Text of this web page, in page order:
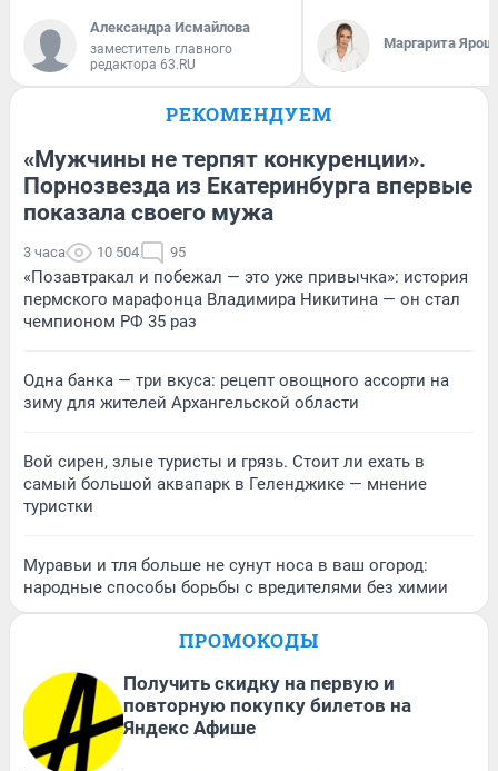
Александра Исмайлова
заместитель главного
редактора 63.RU
Маргарита
РЕКОМЕНДУЕМ
«Мужчины не терпят конкуренции».
Порнозвезда из Екатеринбурга впервые
показала своего мужа
3 часа 10 504 95
«Позавтракал и побежал — это уже привычка»: история
пермского марафонца Владимира Никитина — он стал
чемпионом РФ 35 раз
Одна банка — три вкуса: рецепт овощного ассорти на
зиму для жителей Архангельской области
Вой сирен, злые туристы и грязь. Стоит ли ехать в
самый большой аквапарк в Геленджике — мнение
туристки
Муравьи и тля больше не сунут носа в ваш огород:
народные способы борьбы с вредителями без химии
ПРОМОКОДЫ
Получить скидку на первую и
повторную покупку билетов на
Яндекс Афише